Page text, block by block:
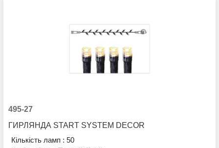
495-27
ГИРЛЯНДА START SYSTEM DECOR
Кількість ламп :50